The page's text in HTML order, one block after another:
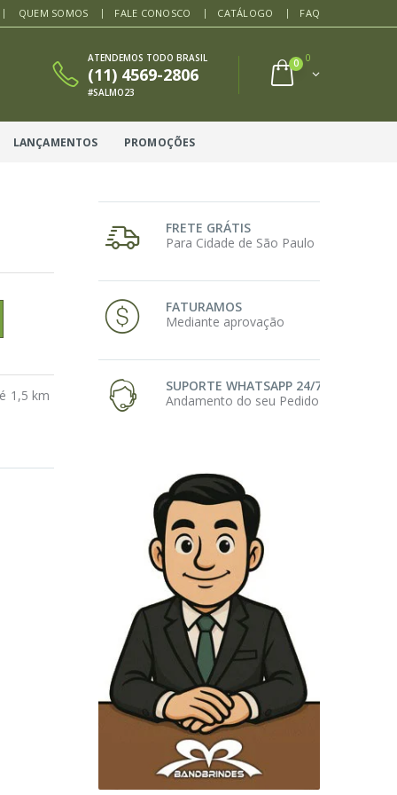
QUEM SOMOS FALE CONOSCO CATÁLOGO FAQ
ATENDEMOS TODO BRASIL
(11) 4569-2806
#SALMO23
0
0
LANÇAMENTOS PROMOÇÕES
1,5 km
FRETE GRÁTIS
Para Cidade de São Paulo
FATURAMOS
Mediante aprovação
SUPORTE WHATSAPP 24/7
Andamento do seu Pedido